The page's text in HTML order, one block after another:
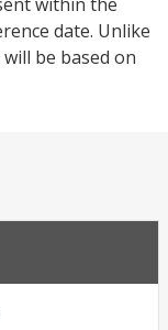
date. Unlike
be based on